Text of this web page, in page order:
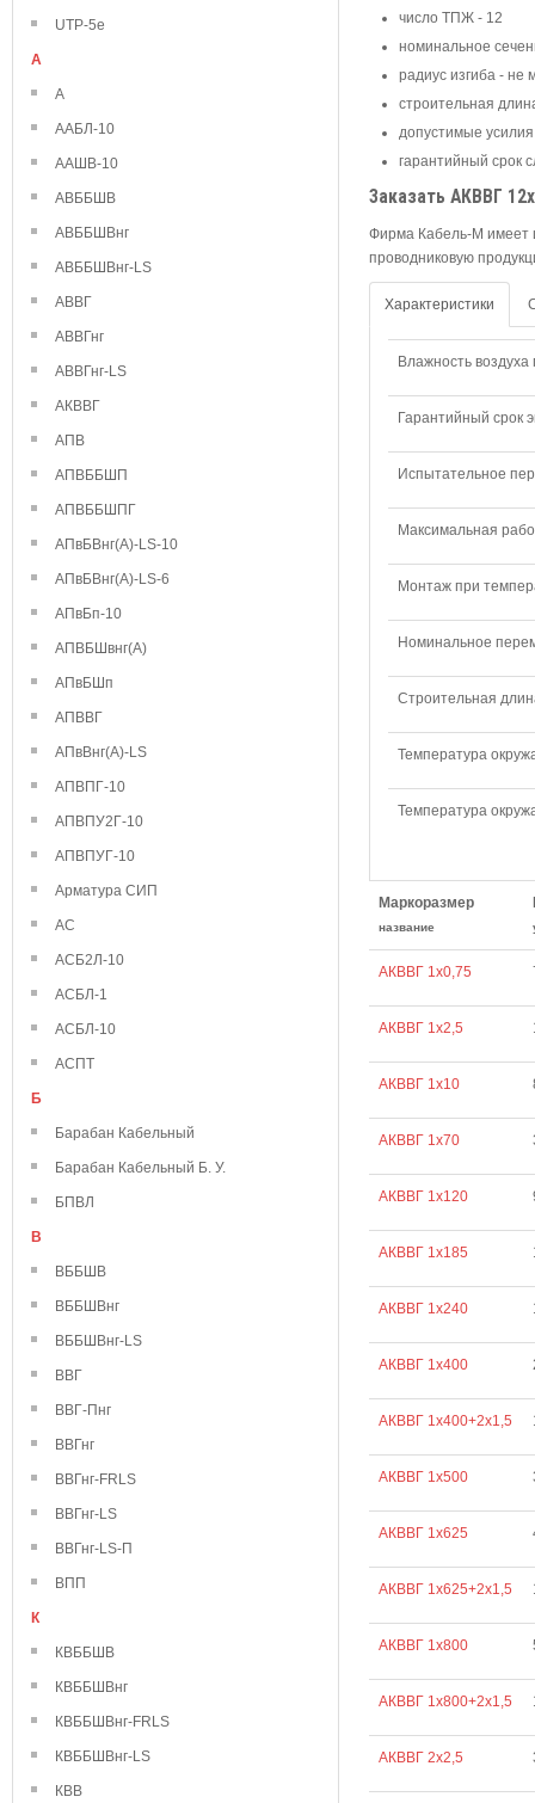
UTP-5e
А
А
ААБЛ-10
ААШВ-10
АВББШВ
АВББШВнг
АВББШВнг-LS
АВВГ
АВВГнг
АВВГнг-LS
АКВВГ
АПВ
АПВББШП
АПВББШПГ
АПвБВнг(А)-LS-10
АПвБВнг(А)-LS-6
АПвБп-10
АПВБШвнг(А)
АПвБШп
АПВВГ
АПвВнг(А)-LS
АПВПГ-10
АПВПУ2Г-10
АПВПУГ-10
Арматура СИП
АС
АСБ2Л-10
АСБЛ-1
АСБЛ-10
АСПТ
Б
Барабан Кабельный
Барабан Кабельный Б. У.
БПВЛ
В
ВББШВ
ВББШВнг
ВББШВнг-LS
ВВГ
ВВГ-Пнг
ВВГнг
ВВГнг-FRLS
ВВГнг-LS
ВВГнг-LS-П
ВПП
К
КВББШВ
КВББШВнг
КВББШВнг-FRLS
КВББШВнг-LS
КВВ
число ТПЖ - 12
номинальное
радиус изгиба - не
строительная
допустимые
гарантийный срок
Заказать АКВВГ
Фирма Кабель-М имеет
проводниковую
Характеристики
Влажность воздуха
Гарантийный срок
Испытательное
Максимальная
Монтаж при
Номинальное
Строительная
Температура
Температура
Маркоразмер
название
АКВВГ 1х0,75
АКВВГ 1х2,5
АКВВГ 1х10
АКВВГ 1х70
АКВВГ 1х120
АКВВГ 1х185
АКВВГ 1х240
АКВВГ 1х400
АКВВГ 1х400+2х1,5
АКВВГ 1х500
АКВВГ 1х625
АКВВГ 1х625+2х1,5
АКВВГ 1х800
АКВВГ 1х800+2х1,5
АКВВГ 2х2,5